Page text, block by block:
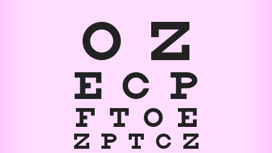
O Z
E C P
F T O E
Z P T C Z